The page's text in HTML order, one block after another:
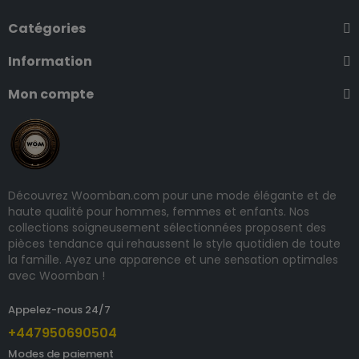
Catégories
Information
Mon compte
Découvrez Woomban.com pour une mode élégante et de
haute qualité pour hommes, femmes et enfants. Nos
collections soigneusement sélectionnées proposent des
pièces tendance qui rehaussent le style quotidien de toute
la famille. Ayez une apparence et une sensation optimales
avec Woomban !
Appelez-nous 24/7
+447950690504
Modes de paiement